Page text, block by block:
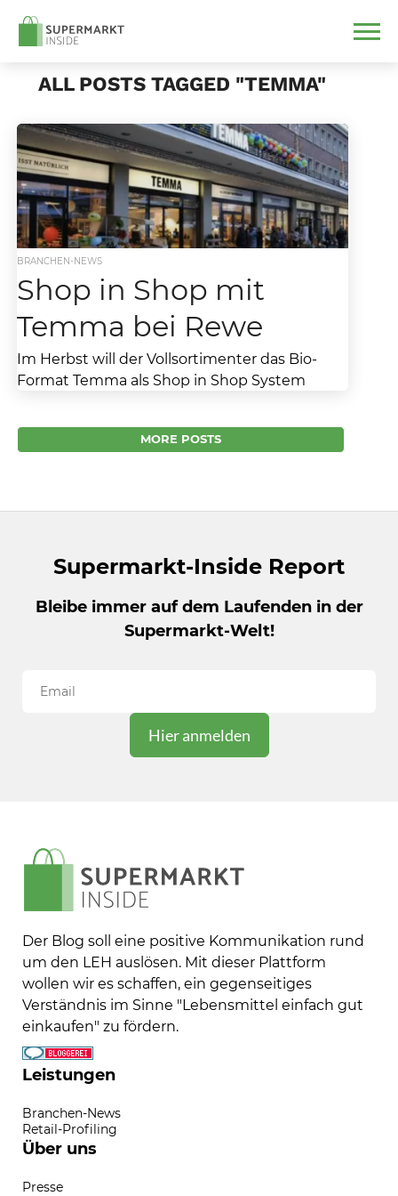
ALL POSTS TAGGED "TEMMA"
BRANCHEN-NEWS
Shop in Shop mit
Temma bei Rewe
Im Herbst will der Vollsortimenter das Bio-
Format Temma als Shop in Shop System
Spezialist Temma...
MORE POSTS
Supermarkt-Inside Report
Bleibe immer auf dem Laufenden in der
Supermarkt-Welt!
Der Blog soll eine positive Kommunikation rund
um den LEH auslösen. Mit dieser Plattform
wollen wir es schaffen, ein gegenseitiges
Verständnis im Sinne "Lebensmittel einfach gut
einkaufen" zu fördern.
Leistungen
Branchen-News
Retail-Profiling
Über uns
Presse